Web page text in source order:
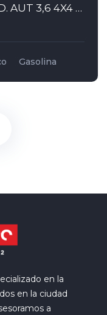
SUBARU OUTBACK LIMITED. AUT 3,6 4X4 2018
Gasolina
en la
en la ciudad
a